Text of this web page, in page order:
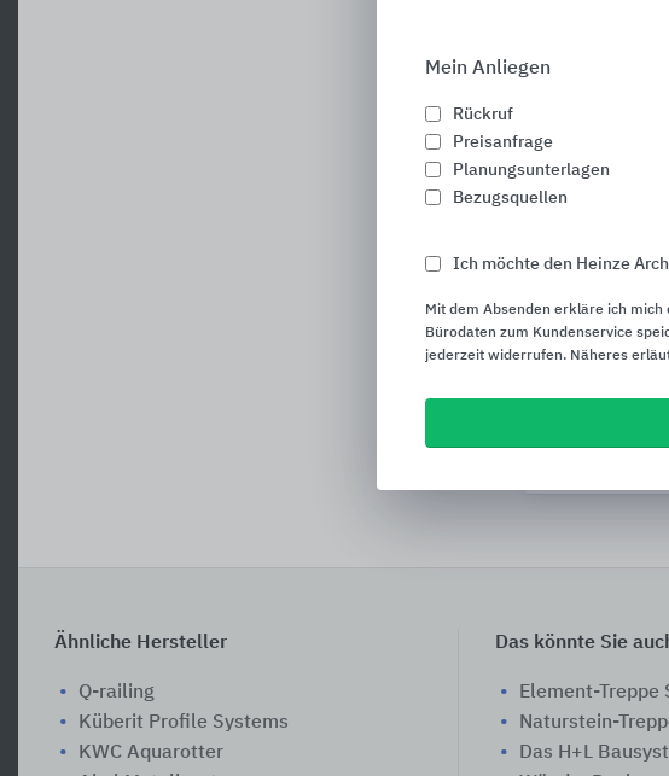
BaSys - Bartels
Ähnliche Hersteller
Q-railing
Küberit Profile Systems
KWC Aquarotter
Das könnte Sie
Element-Treppe
Naturstein-
Das H+L
Mein Anliegen
Rückruf
Preisanfrage
Planungsunterlagen
Bezugsquellen
Ich möchte den Heinze
Mit dem Absenden erkläre ich
Bürodaten zum Kundenservice
jederzeit widerrufen. Näheres